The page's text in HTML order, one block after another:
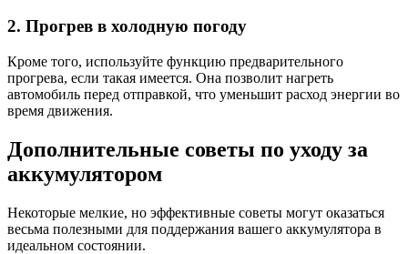
2. Прогрев в холодную погоду
Кроме того, используйте функцию предварительного
прогрева, если такая имеется. Она позволит нагреть
автомобиль перед отправкой, что уменьшит расход энергии во
время движения.
Дополнительные советы по уходу за
аккумулятором
Некоторые мелкие, но эффективные советы могут оказаться
весьма полезными для поддержания вашего аккумулятора в
идеальном состоянии.